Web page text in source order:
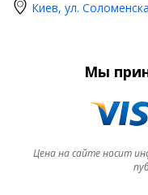
Киев, ул.
Мы
Цена на сайте носит